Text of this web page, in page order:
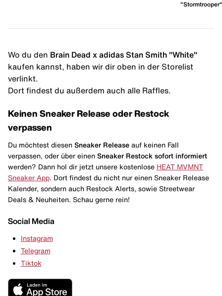
"Stormtrooper"
Wo du den Brain Dead x adidas Stan Smith "White"
kaufen kannst, haben wir dir oben in der Storelist
verlinkt.
Dort findest du außerdem auch alle Raffles.
Keinen Sneaker Release oder Restock
verpassen
Du möchtest diesen Sneaker Release auf keinen Fall
verpassen, oder über einen Sneaker Restock sofort informiert
werden? Dann hol dir jetzt unsere kostenlose HEAT MVMNT
Sneaker App . Dort findest du nicht nur einen Sneaker Release
Kalender, sondern auch Restock Alerts, sowie Streetwear
Deals & Neuheiten. Schau gerne rein!
Social Media
Instagram
Telegram
Tiktok